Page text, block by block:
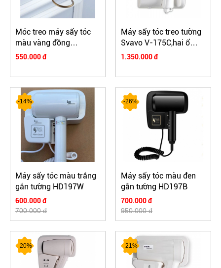
Móc treo máy sấy tóc
màu vàng đồng
HDMST01
550.000 đ
Máy sấy tóc treo tường
Svavo V-175C,hai ổ
cắm phụ
1.350.000 đ
-14%
Máy sấy tóc màu trắng
gắn tường HD197W
600.000 đ
700.000 đ
-26%
Máy sấy tóc màu đen
gắn tường HD197B
700.000 đ
950.000 đ
-20% -21%